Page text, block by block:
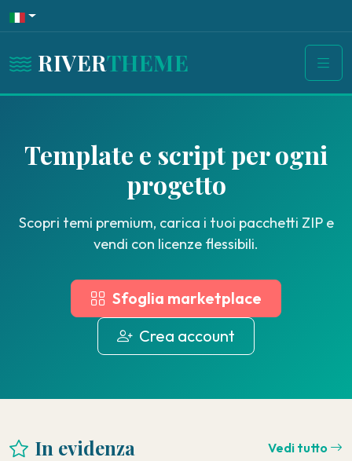
RIVERTHEME
Template e script per ogni
progetto
Scopri temi premium, carica i tuoi pacchetti ZIP e
vendi con licenze flessibili.
Sfoglia marketplace
Crea account
In evidenza Vedi tutto